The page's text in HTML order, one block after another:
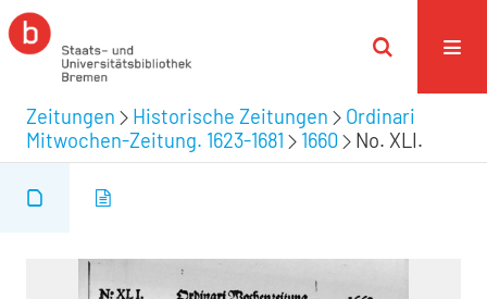
Zeitungen Historische Zeitungen
Ordinari
Mitwochen-Zeitung. 1623-1681
1660 No. XLI.